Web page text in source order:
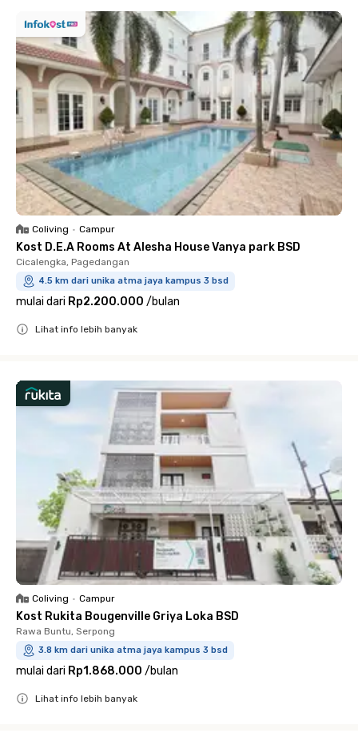
Coliving • Campur
Kost D.E.A Rooms At Alesha House Vanya park BSD
Cicalengka, Pagedangan
4.5 km dari unika atma jaya kampus 3 bsd
mulai dari Rp2.200.000 /bulan
Lihat info lebih banyak
Coliving • Campur
Kost Rukita Bougenville Griya Loka BSD
Rawa Buntu, Serpong
3.8 km dari unika atma jaya kampus 3 bsd
mulai dari Rp1.868.000 /bulan
Lihat info lebih banyak